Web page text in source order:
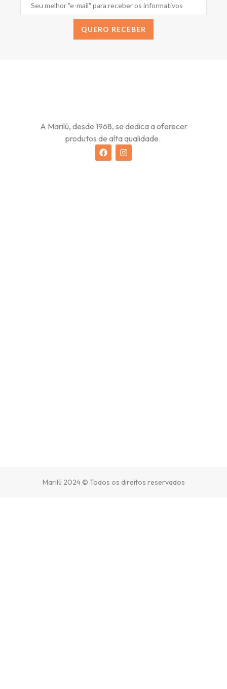
QUERO RECEBER
A Marilú, desde 1968, se dedica a oferecer
produtos de alta qualidade.
Marilú 2024 © Todos os direitos reservados